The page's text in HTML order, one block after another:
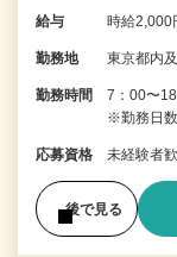
給与 時給2,000
勤務地 東京都内
勤務時間
7：00〜
※勤務日
応募資格 未経験者
後で見る